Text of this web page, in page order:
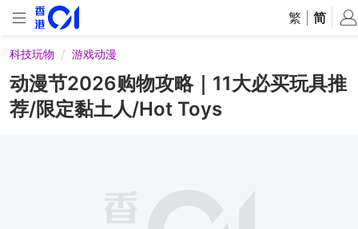
繁 简
科技玩物 游戏动漫
动漫节2026购物攻略｜11大必买玩具推
荐/限定黏土人/Hot Toys